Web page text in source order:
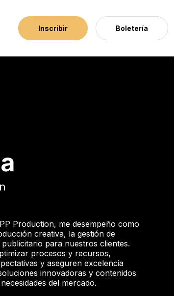
Inscribir Boletería
Production, me desempeño como
creativa, la gestión de
para nuestros clientes.
procesos y recursos,
y aseguren excelencia
innovadoras y contenidos
del mercado.